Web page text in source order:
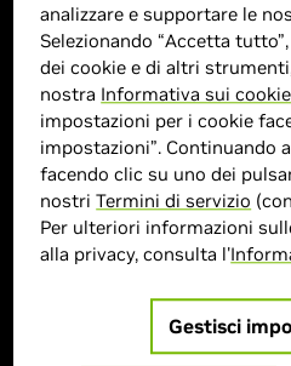
analizzare e supportare le
Selezionando “Accetta
dei cookie e di altri
nostra Informativa sui cookie
impostazioni per i cookie
impostazioni”. Continuando
facendo clic su uno dei
nostriTermini di servizio
Per ulteriori informazioni
alla privacy, consulta l'
Gestisci